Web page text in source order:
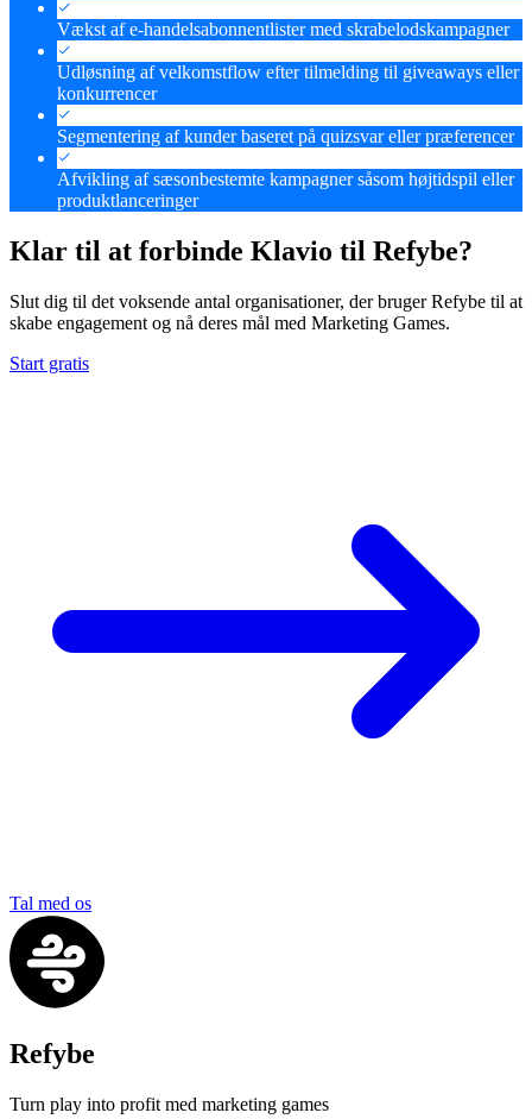
Vækst af e-handelsabonnentlister med skrabelodskampagner
Udløsning af velkomstflow efter tilmelding til giveaways eller
konkurrencer
Segmentering af kunder baseret på quizsvar eller præferencer
Afvikling af sæsonbestemte kampagner såsom højtidspil eller
produktlanceringer
Klar til at forbinde Klavio til Refybe?
Slut dig til det voksende antal organisationer, der bruger Refybe til at
skabe engagement og nå deres mål med Marketing Games.
Start gratis
Tal med os
Refybe
Turn play into profit med marketing games